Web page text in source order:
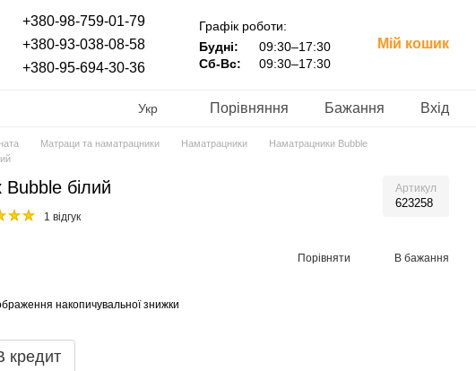
+380-98-759-01-79
+380-93-038-08-58
+380-95-694-30-36
Графік роботи:
Будні:
09:30–17:30
Сб-Вс:
09:30–17:30
Мій кошик
Укр Порівняння Бажання Вхід
Матраци та наматрацники Наматрацники
Наматрацники Bubble
білий Артикул
623258
1 відгук
Порівняти В бажання
накопичувальної знижки
кредит